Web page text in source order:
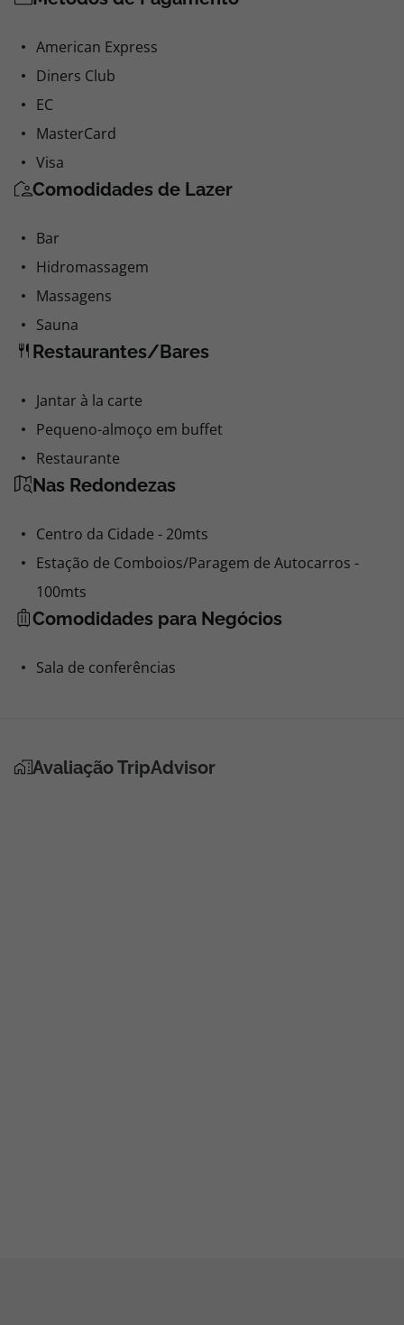
American Express
Diners Club
EC
MasterCard
Visa
Comodidades de Lazer
Bar
Hidromassagem
Massagens
Sauna
Restaurantes/Bares
Jantar à la carte
Pequeno-almoço em buffet
Restaurante
Nas Redondezas
Centro da Cidade - 20mts
Estação de Comboios/Paragem de Autocarros -
100mts
Comodidades para Negócios
Sala de conferências
Avaliação TripAdvisor